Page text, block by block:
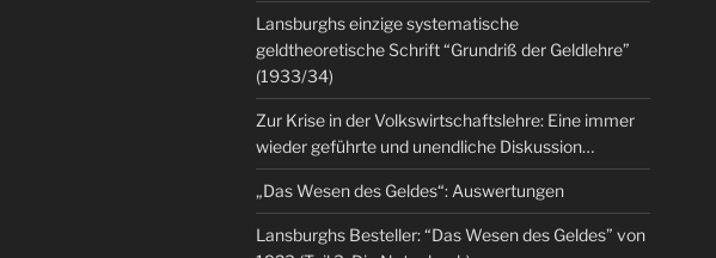
Lansburghs einzige systematische
geldtheoretische Schrift “Grundriß der Geldlehre”
(1933/34)
Zur Krise in der Volkswirtschaftslehre: Eine immer
wieder geführte und unendliche Diskussion…
„Das Wesen des Geldes“: Auswertungen
Lansburghs Besteller: “Das Wesen des Geldes” von